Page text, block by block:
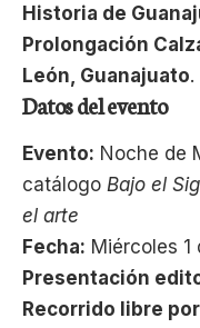
Historia de
Prolongación
León, Guanajuato.
Datos del evento
Evento: Noche de
catálogo Bajo el
el arte
Fecha: Miércoles
Presentación
Recorrido libre